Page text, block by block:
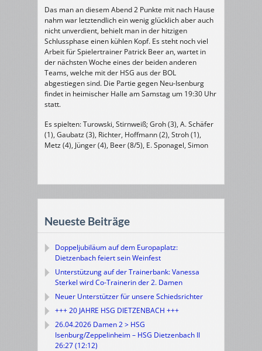
Das man an diesem Abend 2 Punkte mit nach Hause
nahm war letztendlich ein wenig glücklich aber auch
nicht unverdient, behielt man in der hitzigen
Schlussphase einen kühlen Kopf. Es steht noch viel
Arbeit für Spielertrainer Patrick Beer an, wartet in
der nächsten Woche eines der beiden anderen
Teams, welche mit der HSG aus der BOL
abgestiegen sind. Die Partie gegen Neu-Isenburg
findet in heimischer Halle am Samstag um 19:30 Uhr
statt.
Es spielten: Turowski, Stirnweiß; Groh (3), A. Schäfer
(1), Gaubatz (3), Richter, Hoffmann (2), Stroh (1),
Metz (4), Jünger (4), Beer (8/5), E. Sponagel, Simon
Neueste Beiträge
Doppeljubiläum auf dem Europaplatz:
Dietzenbach feiert sein Weinfest
Unterstützung auf der Trainerbank: Vanessa
Sterkel wird Co-Trainerin der 2. Damen
Neuer Unterstützer für unsere Schiedsrichter
+++ 20 JAHRE HSG DIETZENBACH +++
26.04.2026 Damen 2 > HSG
Isenburg/Zeppelinheim – HSG Dietzenbach II
26:27 (12:12)